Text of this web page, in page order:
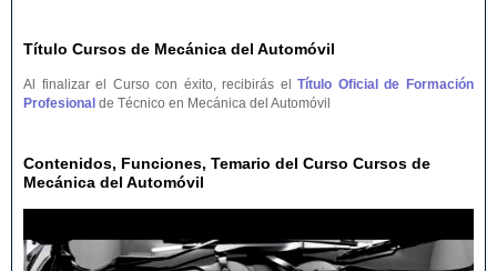
Título Cursos de Mecánica del Automóvil
Al finalizar el Curso con éxito, recibirás elTítulo Oficial de Formación
Profesional de Técnico en Mecánica del Automóvil
Contenidos, Funciones, Temario del Curso Cursos de
Mecánica del Automóvil